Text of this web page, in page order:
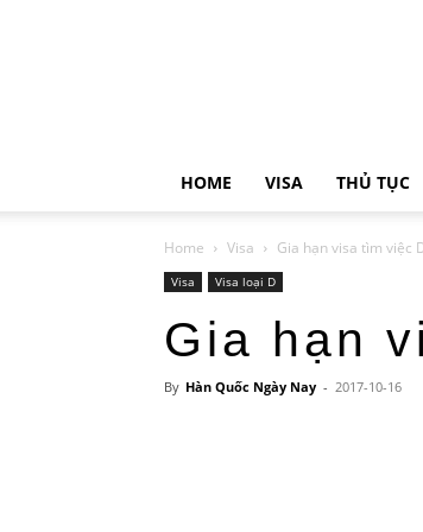
HOME VISA THỦ TỤC
Home Visa Gia hạn visa tìm việc
Visa Visa loại D
Gia hạn
By Hàn Quốc Ngày Nay - 2017-10-16